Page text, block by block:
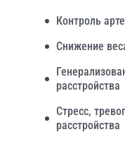
Контроль
Снижение
расстройства
Стресс,
расстройства